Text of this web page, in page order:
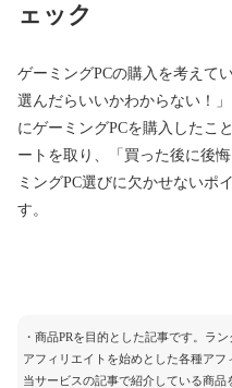
ェック
ゲーミングPCの購入を考えて
選んだらいいかわからない！
にゲーミングPCを購入したこ
ートを取り、「買った後に後
ミングPC選びに欠かせないポ
す。
・商品PRを目的とした記事です。ラ
アフィリエイトを始めとした各種アフ
当サービスの記事で紹介している商